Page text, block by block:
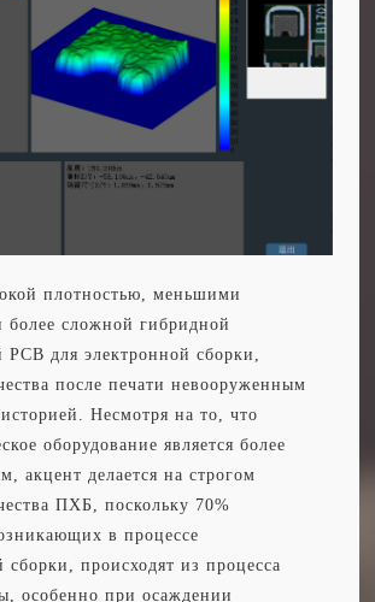
плотностью, меньшими
более сложной гибридной
PCB для электронной сборки,
после печати невооруженным
историей. Несмотря на то, что
оборудование является более
акцент делается на строгом
ПХБ, поскольку 70%
в процессе
сборки, происходят из процесса
особенно при осаждении